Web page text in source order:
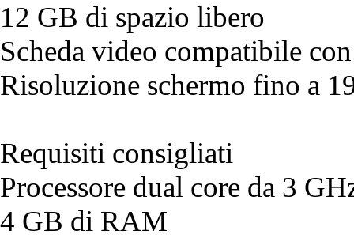
12 GB di spazio libero
Scheda video compatibile
Risoluzione schermo fino a
Requisiti consigliati
Processore dual core da 3
4 GB di RAM